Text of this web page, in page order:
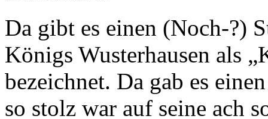
Da gibt es einen (Noch-?)
Königs Wusterhausen als
bezeichnet. Da gab es
so stolz war auf seine ach